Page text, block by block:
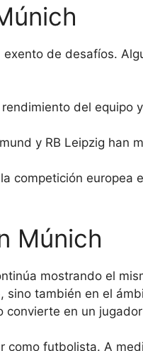
de desafíos.
del equipo
y RB Leipzig han
competición europea
Múnich
mostrando el
también en el
en un
futbolista. A